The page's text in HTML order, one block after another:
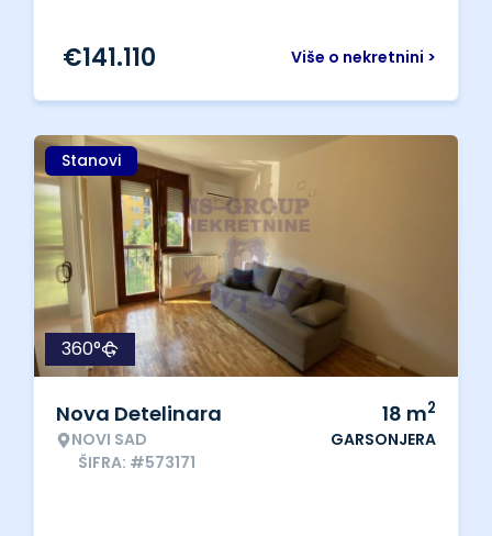
Više o nekretnini >
€141.110
Stanovi
360°
Nova Detelinara
NOVI SAD
ŠIFRA: #573171
18 m2
GARSONJERA